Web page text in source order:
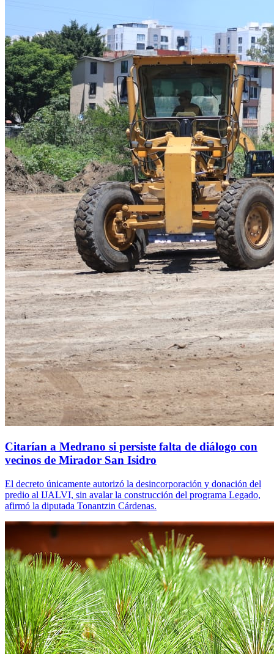
Citarían a Medrano si persiste falta de diálogo con
vecinos de Mirador San Isidro
El decreto únicamente autorizó la desincorporación y donación del
predio al IJALVI, sin avalar la construcción del programa Legado,
afirmó la diputada Tonantzin Cárdenas.